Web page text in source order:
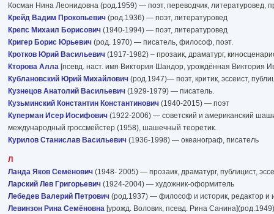
Косман Нина Леонидовна (род.1959) — поэт, переводчик, литературовед,
Крейд Вадим Прокопьевич (род.1936) — поэт, литературовед
Крепс Михаил Борисович (1940-1994) — поэт, литературовед
Кригер Борис Юрьевич (род. 1970) — писатель, философ, поэт.
Кротков Юрий Васильевич (1917-1982) – прозаик, драматург,
Кторова Алла [псевд. наст. имя Виктория Шандор, урождённая Виктория
Кублановский Юрий Михайлович (род.1947)— поэт, критик, эссеист,
Кузнецов Анатолий Васильевич (1929-1979) — писатель.
Кузьминский Константин Константинович (1940-2015) — поэт
Куперман Исер Иосифович (1922-2006) ― советский и американский
международный гроссмейстер (1958), шашечный теоретик.
Курилов Станислав Васильевич (1936-1998) — океанограф, писатель
Л
Ланда Яков Семёнович (1948- 2005) — прозаик, драматург, публицист,
Ларский Лев Григорьевич (1924-2004) — художник-оформитель
Лебедев Валерий Петрович (род.1937) — философ и историк, редактор и
Левинзон Рина Семёновна [урожд. Воловик, псевд. Рина